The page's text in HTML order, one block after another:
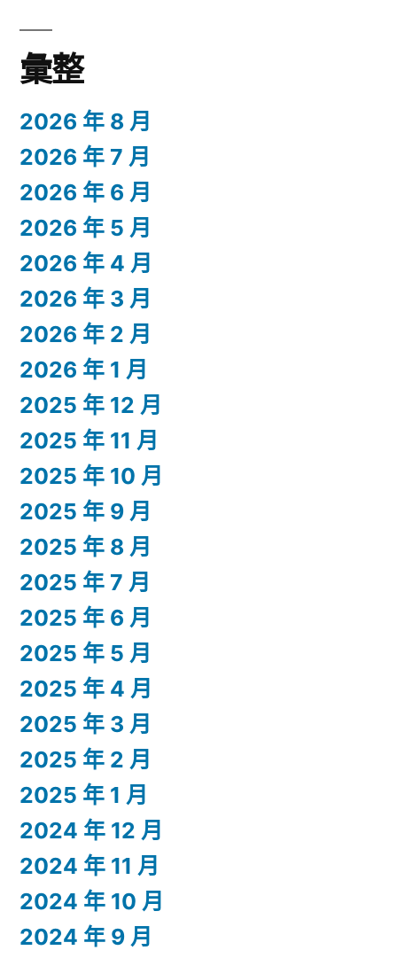
彙整
2026 年 8 月
2026 年 7 月
2026 年 6 月
2026 年 5 月
2026 年 4 月
2026 年 3 月
2026 年 2 月
2026 年 1 月
2025 年 12 月
2025 年 11 月
2025 年 10 月
2025 年 9 月
2025 年 8 月
2025 年 7 月
2025 年 6 月
2025 年 5 月
2025 年 4 月
2025 年 3 月
2025 年 2 月
2025 年 1 月
2024 年 12 月
2024 年 11 月
2024 年 10 月
2024 年 9 月